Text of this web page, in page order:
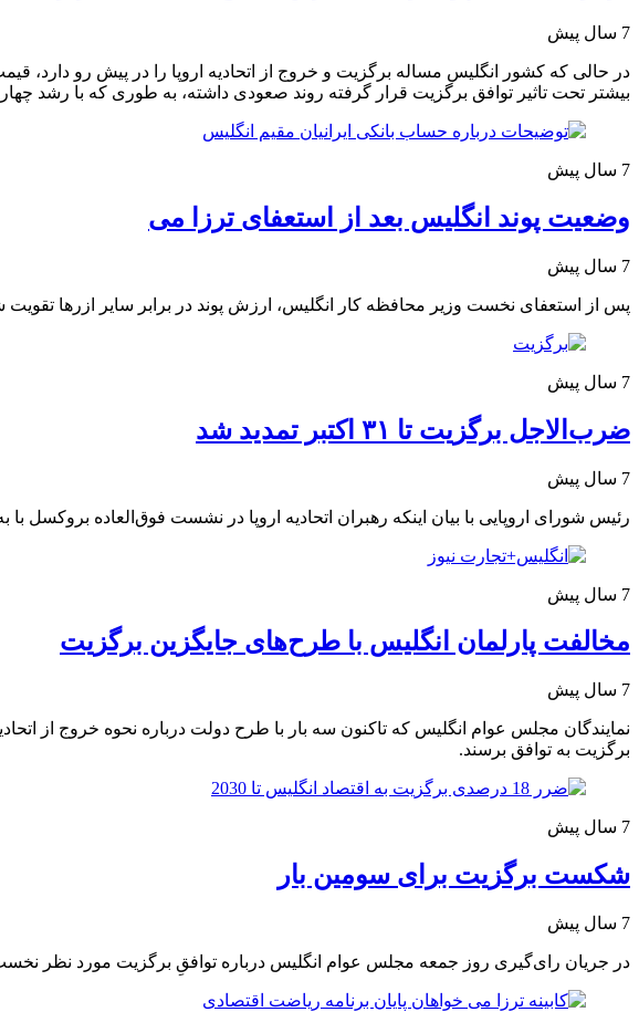
7 سال پیش
در حالی که کشور انگلیس مساله برگزیت و خروج از اتحادیه اروپا را در پیش رو دارد،
بیشتر تحت تاثیر توافق برگزیت قرار گرفته روند صعودی داشته، به طوری که با رشد چهار درصدی از 14 هزار و 240 تومان به 14 هزار و 800
7 سال پیش
وضعیت پوند انگلیس بعد از استعفای ترزا می
7 سال پیش
پس از استعفای نخست وزیر محافظه کار انگلیس، ارزش پوند در برابر سایر ازرها
7 سال پیش
ضرب‌الاجل برگزیت تا ۳۱ اکتبر تمدید شد
7 سال پیش
رئیس شورای اروپایی با بیان اینکه رهبران اتحادیه اروپا در نشست فوق‌العاده
7 سال پیش
مخالفت پارلمان انگلیس با طرح‌های جایگزین برگزیت
7 سال پیش
نمایندگان مجلس عوام انگلیس که تاکنون سه بار با طرح دولت درباره نحوه خروج از
برگزیت به توافق برسند.
7 سال پیش
شکست برگزیت برای سومین بار
7 سال پیش
در جریان رای‌گیری روز جمعه مجلس عوام انگلیس درباره توافقِ برگزیت مورد نظر نخست